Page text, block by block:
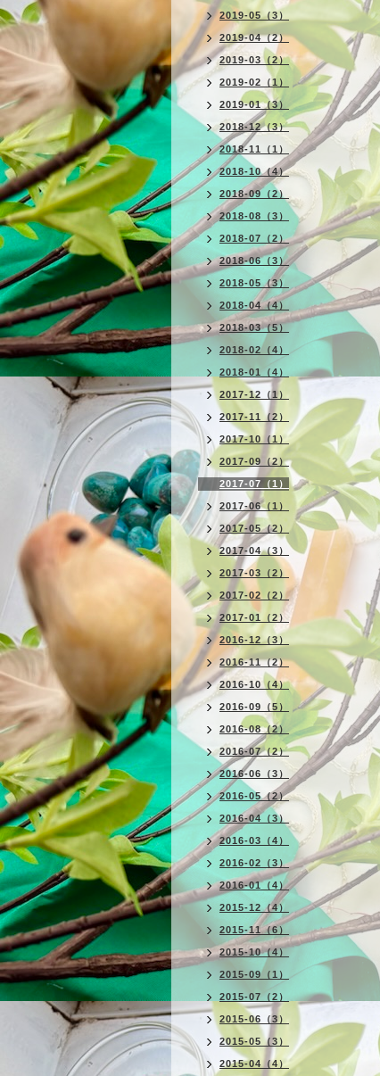
2019-05（3）
2019-04（2）
2019-03（2）
2019-02（1）
2019-01（3）
2018-12（3）
2018-11（1）
2018-10（4）
2018-09（2）
2018-08（3）
2018-07（2）
2018-06（3）
2018-05（3）
2018-04（4）
2018-03（5）
2018-02（4）
2018-01（4）
2017-12（1）
2017-11（2）
2017-10（1）
2017-09（2）
2017-07（1）
2017-06（1）
2017-05（2）
2017-04（3）
2017-03（2）
2017-02（2）
2017-01（2）
2016-12（3）
2016-11（2）
2016-10（4）
2016-09（5）
2016-08（2）
2016-07（2）
2016-06（3）
2016-05（2）
2016-04（3）
2016-03（4）
2016-02（3）
2016-01（4）
2015-12（4）
2015-11（6）
2015-10（4）
2015-09（1）
2015-07（2）
2015-06（3）
2015-05（3）
2015-04（4）